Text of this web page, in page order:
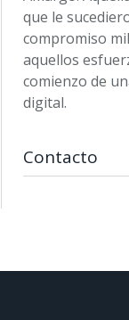
que le
compromiso
aquellos
comienzo de
digital.
Contacto